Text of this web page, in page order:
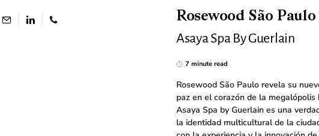
Rosewood São
Asaya Spa By Guerlain
7 minute read
Rosewood São Paulo revela su
paz en el corazón de la megalópolis
Asaya Spa by Guerlain es una
la identidad multicultural de la